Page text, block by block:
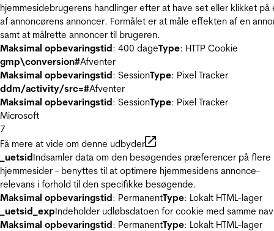
hjemmesidebrugerens handlinger efter at have set eller klikket på
af annoncørens annoncer. Formålet er at måle effekten af en
samt at målrette annoncer til brugeren.
Maksimal opbevaringstid: 400 dageType: HTTP Cookie
gmp\conversion#Afventer
Maksimal opbevaringstid: SessionType: Pixel Tracker
ddm/activity/src=#Afventer
Maksimal opbevaringstid: SessionType: Pixel Tracker
Microsoft
7
Få mere at vide om denne udbyder
_uetsidIndsamler data om den besøgendes præferencer på flere
hjemmesider - benyttes til at optimere hjemmesidens annonce-
relevans i forhold til den specifikke besøgende.
Maksimal opbevaringstid: PermanentType: Lokalt HTML-lager
_uetsid_expIndeholder udløbsdatoen for cookie med samme
Maksimal opbevaringstid: PermanentType: Lokalt HTML-lager